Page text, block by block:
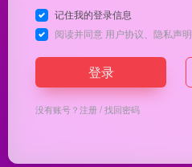
记住我的登录信息
阅读并同意 用户协议 隐私声明
登录
没有账号？注册/找回密码